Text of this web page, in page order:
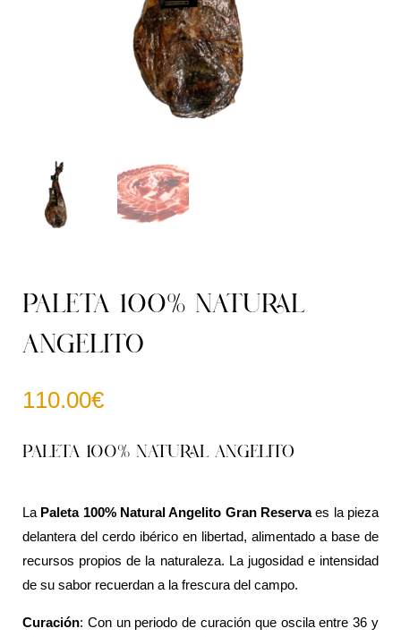
PALETA 100% NATURAL
ANGELITO
110.00€
PALETA 100% NATURAL ANGELITO
La Paleta 100% Natural Angelito Gran Reservaes la pieza
delantera del cerdo ibérico en libertad, alimentado a base de
recursos propios de la naturaleza. La jugosidad e intensidad
de su sabor recuerdan a la frescura del campo.
Curación: Con un periodo de curación que oscila entre 36 y